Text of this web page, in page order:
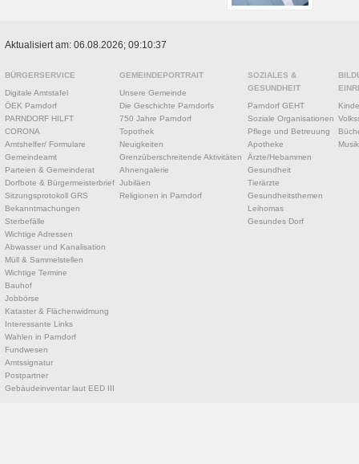
Aktualisiert am: 06.08.2026; 09:10:37
BÜRGERSERVICE
Digitale Amtstafel
ÖEK Parndorf
PARNDORF HILFT
CORONA
Amtshelfer/ Formulare
Gemeindeamt
Parteien & Gemeinderat
Dorfbote & Bürgermeisterbrief
Sitzungsprotokoll GRS
Bekanntmachungen
Sterbefälle
Wichtige Adressen
Abwasser und Kanalisation
Müll & Sammelstellen
Wichtige Termine
Bauhof
Jobbörse
Kataster & Flächenwidmung
Interessante Links
Wahlen in Parndorf
Fundwesen
Amtssignatur
Postpartner
Gebäudeinventar laut EED III
GEMEINDEPORTRAIT
Unsere Gemeinde
Die Geschichte Parndorfs
750 Jahre Parndorf
Topothek
Neuigkeiten
Grenzüberschreitende Aktivitäten
Ahnengalerie
Jubiläen
Religionen in Parndorf
SOZIALES &
GESUNDHEIT
Parndorf GEHT
Soziale Organisationen
Pflege und Betreuung
Apotheke
Ärzte/Hebammen
Gesundheit
Tierärzte
Gesundheitsthemen
Leihomas
Gesundes Dorf